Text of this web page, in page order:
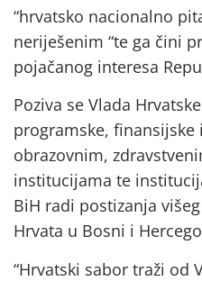
“hrvatsko nacionalno
neriješenim “te ga čini
pojačanog interesa
Poziva se Vlada
programske,
obrazovnim,
institucijama te
BiH radi postizanja
Hrvata u Bosni i
“Hrvatski sabor traži od